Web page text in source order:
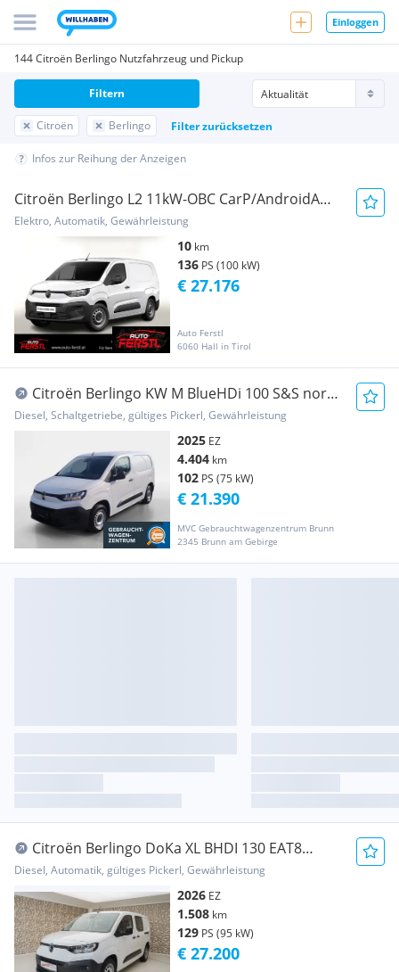
Einloggen
144 Citroën Berlingo Nutzfahrzeug und Pickup
Citroën Berlingo Filter zurücksetzen
Filtern
Infos zur Reihung der Anzeigen
Citroën Berlingo L2 11kW-OBC CarP/AndroidA
ModuWork HFT Transporter / Kastenwagen
Elektro, Automatik, Gewährleistung
10 km
136 PS (100 kW)
Auto Ferstl
6060 Hall in Tirol
€ 27.176
Citroën Berlingo KW M BlueHDi 100 S&S norm.
Nutzl. Transporter / Kastenwagen
Diesel, Schaltgetriebe, gültiges Pickerl, Gewährleistung
2025 EZ
4.404 km
102 PS (75 kW)
MVC Gebrauchtwagenzentrum Brunn
2345 Brunn am Gebirge
€ 21.390
Citroën Berlingo DoKa XL BHDI 130 EAT8
Transporter / Kastenwagen
Diesel, Automatik, gültiges Pickerl, Gewährleistung
2026 EZ
1.508 km
129 PS (95 kW)
€ 27.200